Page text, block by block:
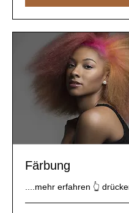
Färbung
....mehr erfahren 👆